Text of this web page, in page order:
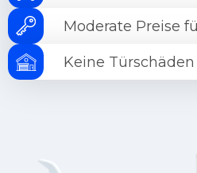
Moderate Preise
Keine Türschäden